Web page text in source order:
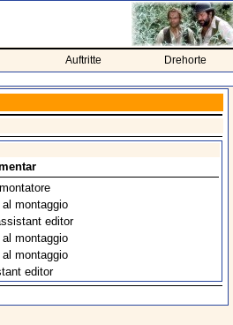
Auftritte Drehorte
montaggio
editor
montaggio
montaggio
editor